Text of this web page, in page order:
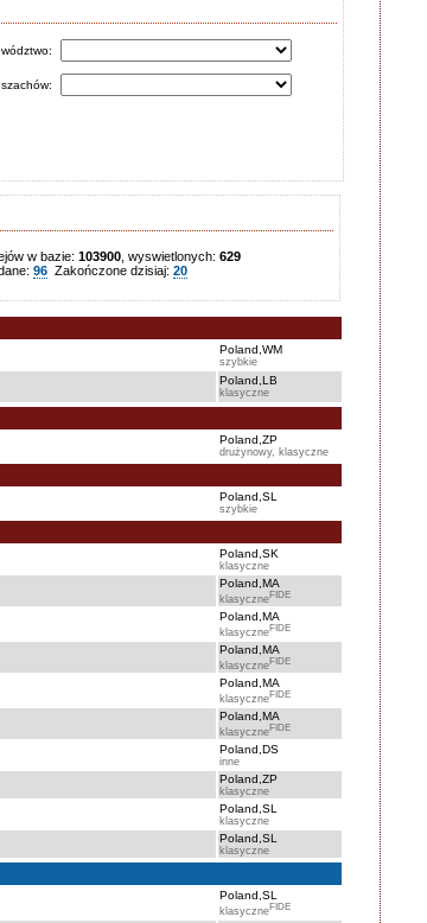
w bazie: 103900 , wyswietlonych: 629
96 Zakończone dzisiaj: 20
Poland,WM
szybkie
Poland,LB
klasyczne
Poland,ZP
drużynowy, klasyczne
Poland,SL
szybkie
Poland,SK
klasyczne
Poland,MA
klasyczneFIDE
Poland,MA
klasyczneFIDE
Poland,MA
klasyczneFIDE
Poland,MA
klasyczneFIDE
Poland,MA
klasyczneFIDE
Poland,DS
inne
Poland,ZP
klasyczne
Poland,SL
klasyczne
Poland,SL
klasyczne
Poland,SL
klasyczneFIDE